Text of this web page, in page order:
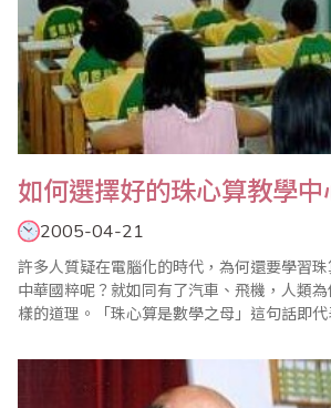
如何選擇好的珠心算教學中
2005-04-21
許多人質疑在電腦化的時代，為何還要學習
中華國粹呢？就如同有了汽車、飛機，人類
樣的道理。「珠心算是數學之母」這句話即
養學童正確、快速的計算能力，在學習過程
確實的本質訓練。所以說珠心算的學習，對